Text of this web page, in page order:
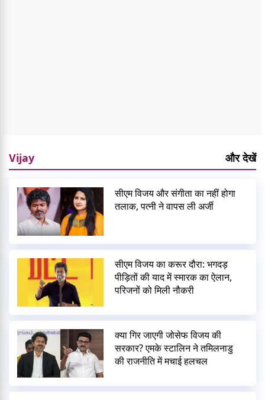
Vijay और देखें
सीएम विजय और संगीता का नहीं होगा
तलाक, पत्नी ने वापस ली अर्जी
सीएम विजय का करूर दौरा: भगदड़
पीड़ितों की याद में स्मारक का ऐलान,
परिजनों को मिली नौकरी
क्या गिर जाएगी जोसेफ विजय की
सरकार? एमके स्टालिन ने तमिलनाडु
की राजनीति में मचाई हलचल